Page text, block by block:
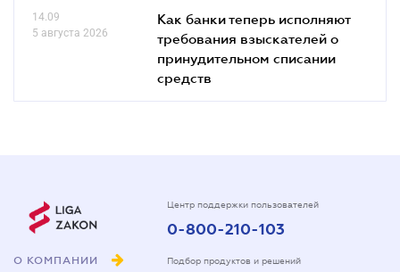
14.09
5 августа 2026
Как банки теперь исполняют
требования взыскателей о
принудительном списании
средств
О КОМПАНИИ
Центр поддержки пользователей
0-800-210-103
Подбор продуктов и решений